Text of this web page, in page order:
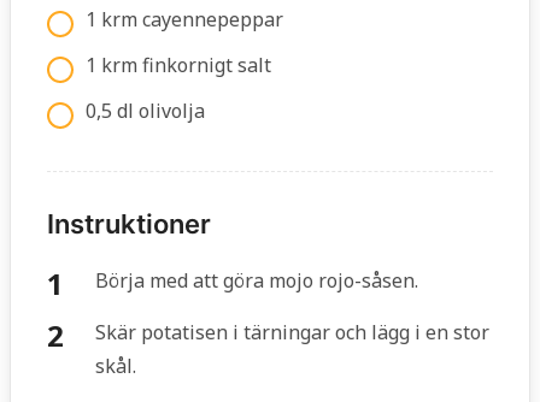
1 krm cayennepeppar
1 krm finkornigt salt
0,5 dl olivolja
Instruktioner
Börja med att göra mojo rojo-såsen.
Skär potatisen i tärningar och lägg i en stor
skål.